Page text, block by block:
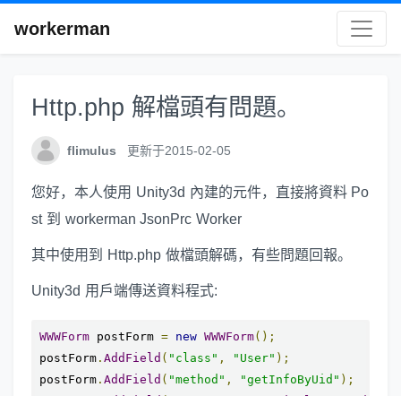
workerman
Http.php 解檔頭有問題。
flimulus 更新于2015-02-05
您好，本人使用 Unity3d 內建的元件，直接將資料 Po
st 到 workerman JsonPrc Worker
其中使用到 Http.php 做檔頭解碼，有些問題回報。
Unity3d 用戶端傳送資料程式:
WWWForm postForm = new WWWForm();
postForm . AddField ( "class" , "User" );
postForm . AddField ( "method" , "getInfoByUid" );